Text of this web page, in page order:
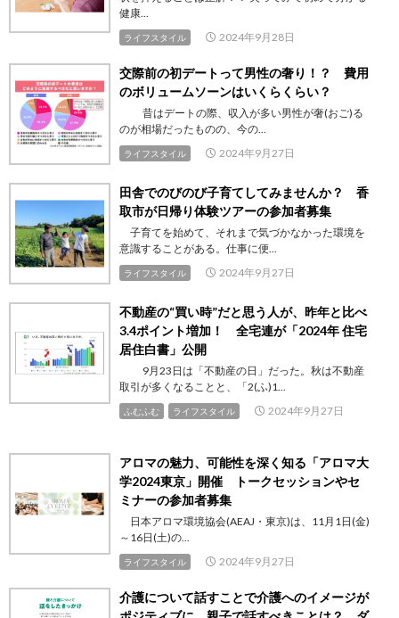
健康...
ライフスタイル 2024年9月28日
交際前の初デートって男性の奢り！？ 費用
のボリュームソーンはいくらくらい？
昔はデートの際、収入が多い男性が奢(おご)る
のが相場だったものの、今の...
ライフスタイル 2024年9月27日
田舎でのびのび子育てしてみませんか？ 香
取市が日帰り体験ツアーの参加者募集
子育てを始めて、それまで気づかなかった環境を
意識することがある。仕事に便...
ライフスタイル 2024年9月27日
不動産の“買い時”だと思う人が、昨年と比べ
3.4ポイント増加！ 全宅連が「2024年 住宅
居住白書」公開
9月23日は「不動産の日」だった。秋は不動産
取引が多くなることと、「2(ふ)1...
ふむふむ ライフスタイル 2024年9月27日
アロマの魅力、可能性を深く知る「アロマ大
学2024東京」開催 トークセッションやセ
ミナーの参加者募集
日本アロマ環境協会(AEAJ・東京)は、11月1日(金)
～16日(土)の...
ライフスタイル 2024年9月27日
介護について話すことで介護へのイメージが